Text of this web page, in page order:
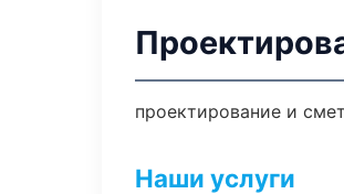
проектирование и
Наши услуги